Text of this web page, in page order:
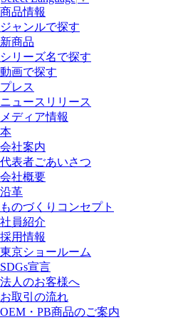
商品情報
ジャンルで探す
新商品
シリーズ名で探す
動画で探す
プレス
ニュースリリース
メディア情報
本
会社案内
代表者ごあいさつ
会社概要
沿革
ものづくりコンセプト
社員紹介
採用情報
東京ショールーム
SDGs宣言
法人のお客様へ
お取引の流れ
OEM・PB商品のご案内